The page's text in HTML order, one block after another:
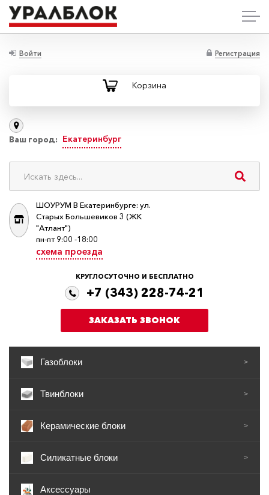
Войти Регистрация
Корзина
Ваш город: Екатеринбург
ШОУРУМ В Екатеринбурге: ул.
Старых Большевиков 3 (ЖК
"Атлант")
пн-пт 9:00 -18:00
схема проезда
КРУГЛОСУТОЧНО И БЕСПЛАТНО
+7 (343) 228-74-21
ЗАКАЗАТЬ ЗВОНОК
Газоблоки >
Твинблоки >
Керамические блоки >
Силикатные блоки >
Аксессуары